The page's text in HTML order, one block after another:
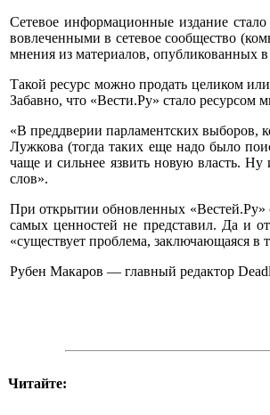
Сетевое информационные издание
вовлеченными в сетевое сообщество
мнения из материалов, опубликованных
Такой ресурс можно продать целиком
Забавно, что «Вести.Ру» стало ресурсом
«В преддверии парламентских выборов,
Лужкова (тогда таких еще надо было
чаще и сильнее язвить новую власть.
слов».
При открытии обновленных «Вестей.Ру»
самых ценностей не представил. Да и
«существует проблема, заключающаяся в
Рубен Макаров — главный редактор
Читайте: